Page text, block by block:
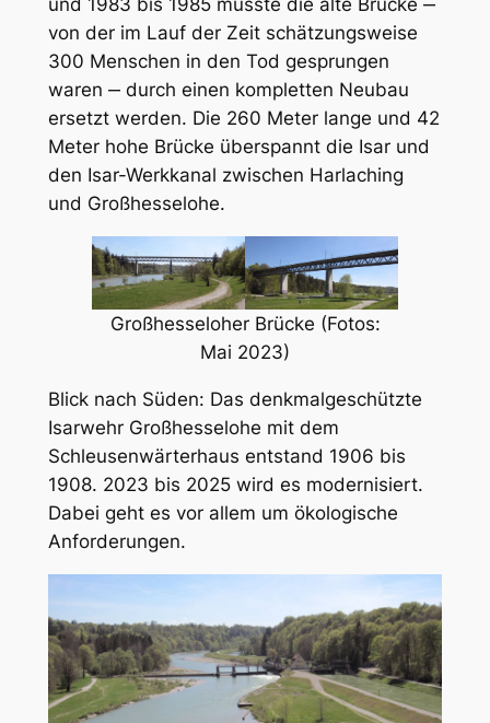
von der im Lauf der Zeit schätzungsweise
300 Menschen in den Tod gesprungen
waren ‒ durch einen kompletten Neubau
ersetzt werden. Die 260 Meter lange und 42
Meter hohe Brücke überspannt die Isar und
den Isar-Werkkanal zwischen Harlaching
und Großhesselohe.
Großhesseloher Brücke (Fotos:
Mai 2023)
Blick nach Süden: Das denkmalgeschützte
Isarwehr Großhesselohe mit dem
Schleusenwärterhaus entstand 1906 bis
1908. 2023 bis 2025 wird es modernisiert.
Dabei geht es vor allem um ökologische
Anforderungen.